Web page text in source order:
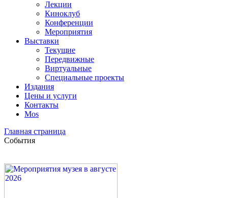
Лекции
Киноклуб
Конференции
Мероприятия
Выставки
Текущие
Передвижные
Виртуальные
Специальные проекты
Издания
Цены и услуги
Контакты
Mos
Главная страница
События